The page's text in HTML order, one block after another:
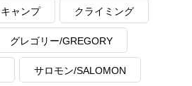
キャンプ クライミング
グレゴリー/GREGORY
サロモン/SALOMON